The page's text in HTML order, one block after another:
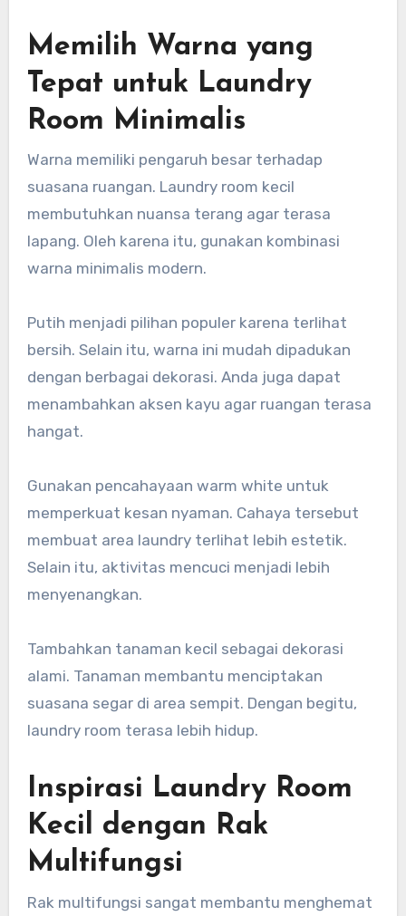
Memilih Warna yang
Tepat untuk Laundry
Room Minimalis
Warna memiliki pengaruh besar terhadap
suasana ruangan. Laundry room kecil
membutuhkan nuansa terang agar terasa
lapang. Oleh karena itu, gunakan kombinasi
warna minimalis modern.
Putih menjadi pilihan populer karena terlihat
bersih. Selain itu, warna ini mudah dipadukan
dengan berbagai dekorasi. Anda juga dapat
menambahkan aksen kayu agar ruangan terasa
hangat.
Gunakan pencahayaan warm white untuk
memperkuat kesan nyaman. Cahaya tersebut
membuat area laundry terlihat lebih estetik.
Selain itu, aktivitas mencuci menjadi lebih
menyenangkan.
Tambahkan tanaman kecil sebagai dekorasi
alami. Tanaman membantu menciptakan
suasana segar di area sempit. Dengan begitu,
laundry room terasa lebih hidup.
Inspirasi Laundry Room
Kecil dengan Rak
Multifungsi
Rak multifungsi sangat membantu menghemat